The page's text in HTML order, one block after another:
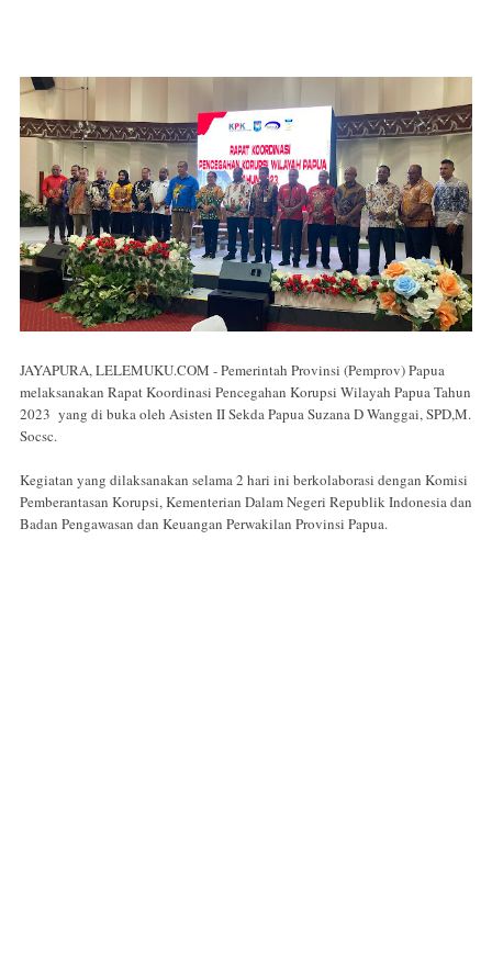
JAYAPURA, LELEMUKU.COM - Pemerintah Provinsi (Pemprov) Papua
melaksanakan Rapat Koordinasi Pencegahan Korupsi Wilayah Papua Tahun
2023 yang di buka oleh Asisten II Sekda Papua Suzana D Wanggai, SPD,M.
Socsc.
Kegiatan yang dilaksanakan selama 2 hari ini berkolaborasi dengan Komisi
Pemberantasan Korupsi, Kementerian Dalam Negeri Republik Indonesia dan
Badan Pengawasan dan Keuangan Perwakilan Provinsi Papua.